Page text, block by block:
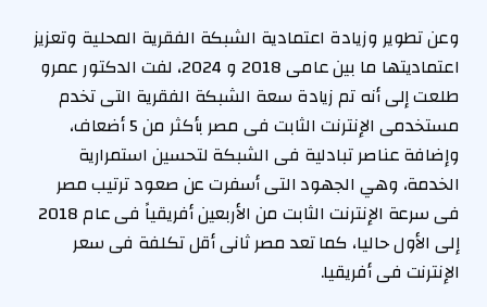
وعن تطوير وزيادة اعتمادية الشبكة الفقرية المحلية وتعزيز
اعتماديتها ما بين عامى 2018 و 2024، لفت الدكتور عمرو
طلعت إلى أنه تم زيادة سعة الشبكة الفقرية التى تخدم
مستخدمى الإنترنت الثابت فى مصر بأكثر من 5 أضعاف،
وإضافة عناصر تبادلية فى الشبكة لتحسين استمرارية
الخدمة، وهي الجهود التى أسفرت عن صعود ترتيب مصر
فى سرعة الإنترنت الثابت من الأربعين أفريقياً فى عام 2018
إلى الأول حاليا، كما تعد مصر ثانى أقل تكلفة فى سعر
الإنترنت فى أفريقيا.